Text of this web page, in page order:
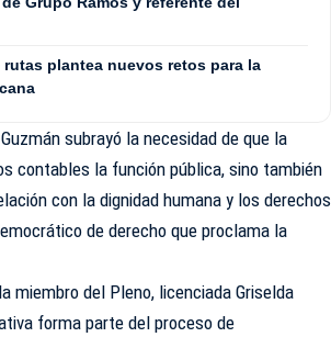
plantea nuevos retos para la
subrayó la necesidad de que la
contables la función pública, sino también
con la dignidad humana y los derechos
de derecho que proclama la
miembro del Pleno, licenciada Griselda
forma parte del proceso de